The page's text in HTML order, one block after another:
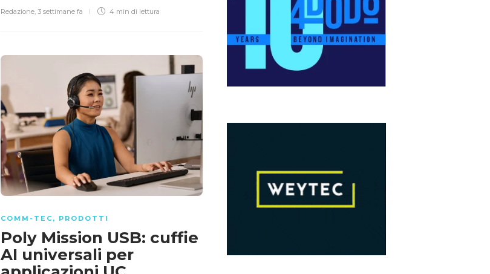
Redazione 3 settimane fa 4 min di lettura
COMM-TEC , PRODOTTI
Poly Mission USB: cuffie
AI universali per